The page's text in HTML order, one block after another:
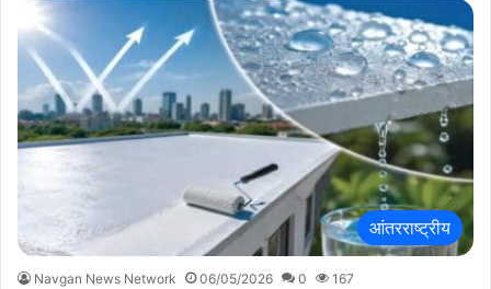
आंतरराष्ट्रीय
Navgan News Network 06/05/2026 0 167